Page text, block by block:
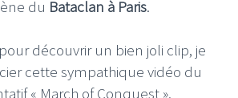
du Bataclan à Paris.
découvrir un bien joli clip, je
cette sympathique vidéo du
« March of Conquest ».